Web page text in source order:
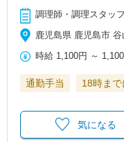
調理師・調理スタッ
鹿児島県 鹿児島市
時給 1,100円 ～
通勤手当 18時ま
気になる